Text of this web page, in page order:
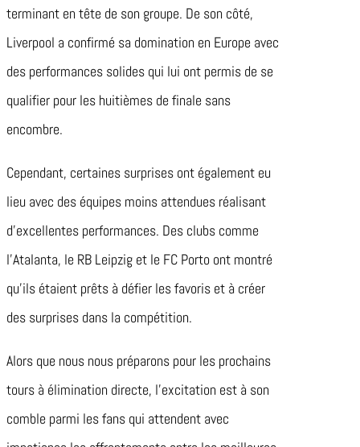
terminant en tête de son groupe. De son côté,
Liverpool a confirmé sa domination en Europe avec
des performances solides qui lui ont permis de se
qualifier pour les huitièmes de finale sans
encombre.
Cependant, certaines surprises ont également eu
lieu avec des équipes moins attendues réalisant
d’excellentes performances. Des clubs comme
l’Atalanta, le RB Leipzig et le FC Porto ont montré
qu’ils étaient prêts à défier les favoris et à créer
des surprises dans la compétition.
Alors que nous nous préparons pour les prochains
tours à élimination directe, l’excitation est à son
comble parmi les fans qui attendent avec